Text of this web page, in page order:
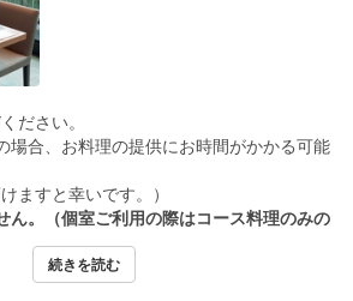
ださい。
場合、お料理の提供にお時間がかかる可能
ますと幸いです。）
ん。（個室ご利用の際はコース料理のみの
続きを読む